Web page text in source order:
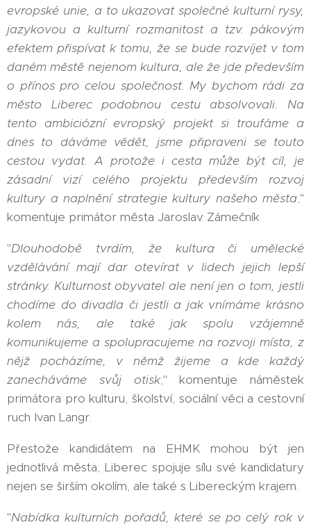
evropské unie, a to ukazovat společné kulturní rysy,
jazykovou a kulturní rozmanitost a tzv. pákovým
efektem přispívat k tomu, že se bude rozvíjet v tom
daném městě nejenom kultura, ale že jde především
o přínos pro celou společnost. My bychom rádi za
město Liberec podobnou cestu absolvovali. Na
tento ambiciózní evropský projekt si troufáme a
dnes to dáváme vědět, jsme připraveni se touto
cestou vydat. A protože i cesta může být cíl, je
zásadní vizí celého projektu především rozvoj
kultury a naplnění strategie kultury našeho města,"
komentuje primátor města Jaroslav Zámečník.
"Dlouhodobě tvrdím, že kultura či umělecké
vzdělávání mají dar otevírat v lidech jejich lepší
stránky. Kulturnost obyvatel ale není jen o tom, jestli
chodíme do divadla či jestli a jak vnímáme krásno
kolem nás, ale také jak spolu vzájemně
komunikujeme a spolupracujeme na rozvoji místa, z
nějž pocházíme, v němž žijeme a kde každý
zanecháváme svůj otisk," komentuje náměstek
primátora pro kulturu, školství, sociální věci a cestovní
ruch Ivan Langr.
Přestože kandidátem na EHMK mohou být jen
jednotlivá města, Liberec spojuje sílu své kandidatury
nejen se širším okolím, ale také s Libereckým krajem.
"Nabídka kulturních pořadů, které se po celý rok v